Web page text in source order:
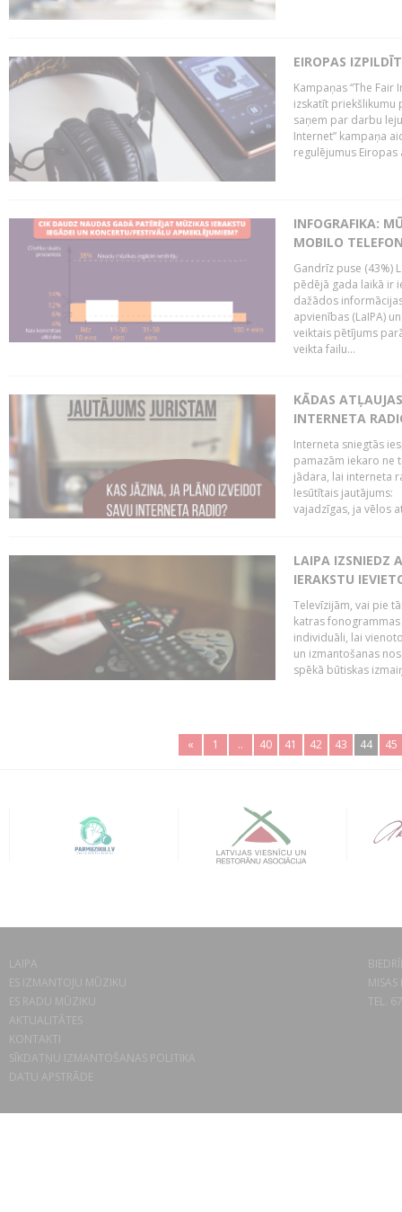
EIROPAS
Kampaņas “The
izskatīt priekšlikumu
saņem par darbu
Internet” kampaņa
regulējumus
INFOGRAFIKA:
MOBILO
Gandrīz puse (43%)
pēdējā gada laikā ir
dažādos
apvienības (LaIPA)
veiktais pētījums
veikta failu...
KĀDAS
INTERNETA
Interneta sniegtās
pamazām iekaro ne
jādara, lai interneta
Iesūtītais jautājums:
vajadzīgas, ja vēlos
LAIPA IZSNIEDZ
IERAKSTU
Televīzijām, vai pie
katras
individuāli, lai
un izmantošanas
spēkā būtiskas
« 1 .. 40 41 42 43 44 45
LAIPA
ES IZMANTOJU MŪZIKU
ES RADU MŪZIKU
AKTUALITĀTES
KONTAKTI
SĪKDATŅU IZMANTOŠANAS POLITIKA
DATU APSTRĀDE
TEL.